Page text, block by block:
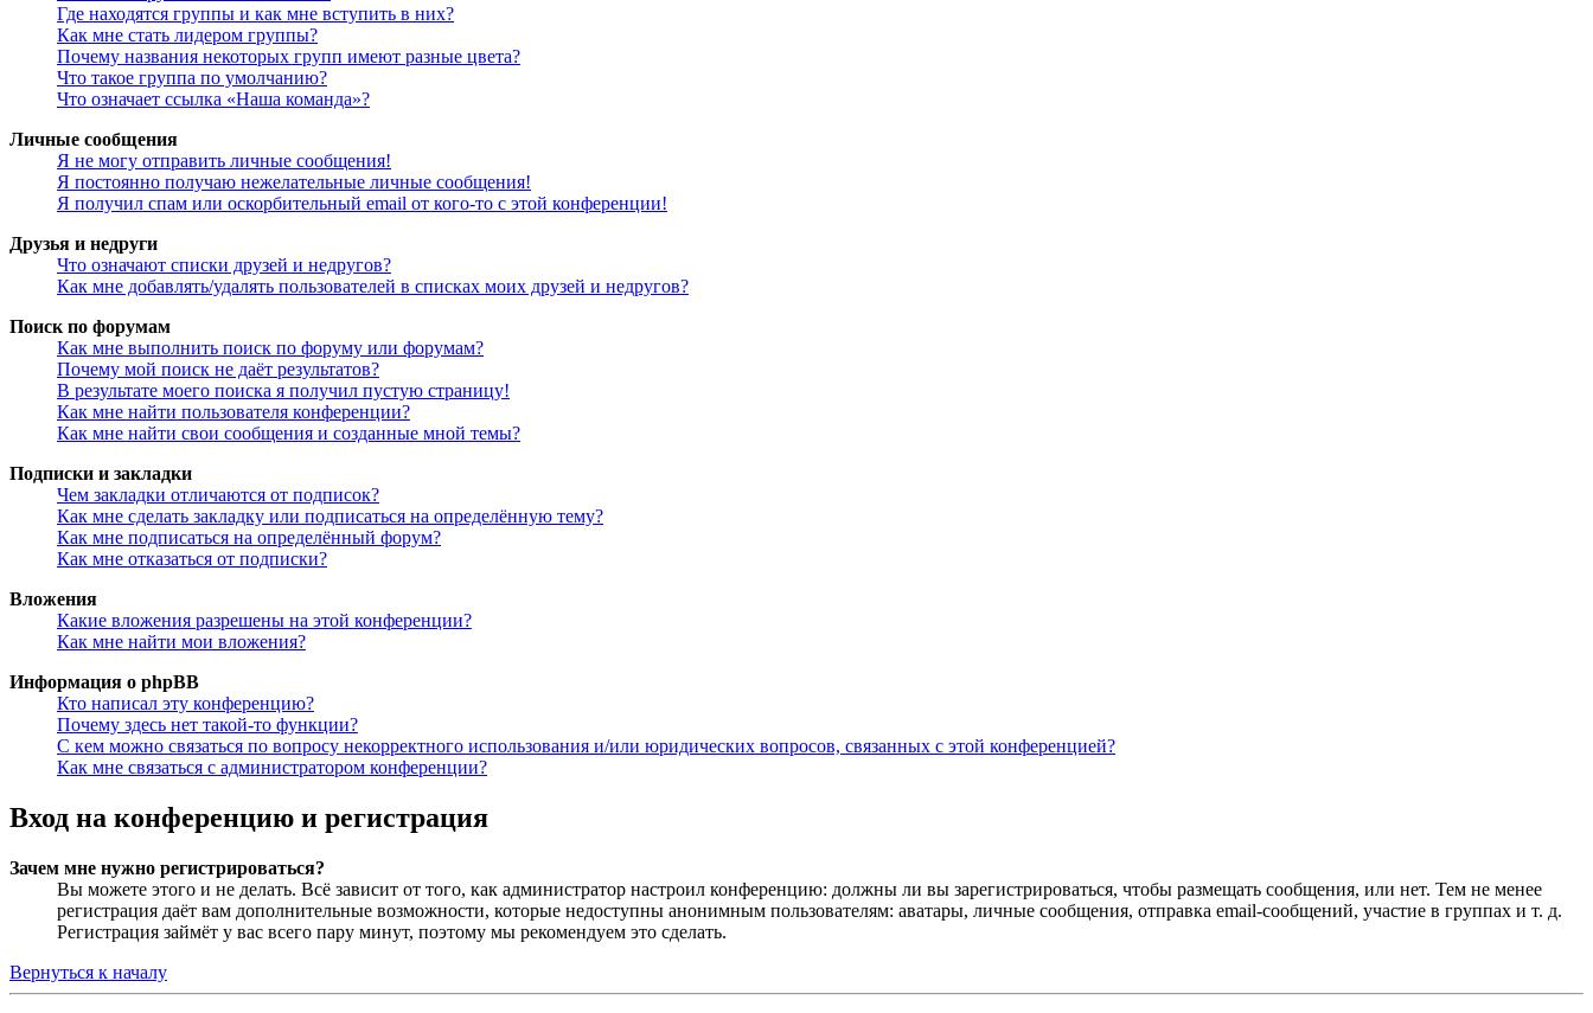
Где находятся группы и как мне вступить в них?
Как мне стать лидером группы?
Почему названия некоторых групп имеют разные цвета?
Что такое группа по умолчанию?
Что означает ссылка «Наша команда»?
Личные сообщения
Я не могу отправить личные сообщения!
Я постоянно получаю нежелательные личные сообщения!
Я получил спам или оскорбительный email от кого-то с этой конференции!
Друзья и недруги
Что означают списки друзей и недругов?
Как мне добавлять/удалять пользователей в списках моих друзей и недругов?
Поиск по форумам
Как мне выполнить поиск по форуму или форумам?
Почему мой поиск не даёт результатов?
В результате моего поиска я получил пустую страницу!
Как мне найти пользователя конференции?
Как мне найти свои сообщения и созданные мной темы?
Подписки и закладки
Чем закладки отличаются от подписок?
Как мне сделать закладку или подписаться на определённую тему?
Как мне подписаться на определённый форум?
Как мне отказаться от подписки?
Вложения
Какие вложения разрешены на этой конференции?
Как мне найти мои вложения?
Информация о phpBB
Кто написал эту конференцию?
Почему здесь нет такой-то функции?
С кем можно связаться по вопросу некорректного использования и/или юридических вопросов, связанных с этой конференцией?
Как мне связаться с администратором конференции?
Вход на конференцию и регистрация
Зачем мне нужно регистрироваться?
Вы можете этого и не делать. Всё зависит от того, как администратор настроил конференцию: должны ли вы зарегистрироваться, чтобы размещать сообщения, или нет. Тем не менее
регистрация даёт вам дополнительные возможности, которые недоступны анонимным пользователям: аватары, личные сообщения, отправка email-сообщений, участие в группах и т. д.
Регистрация займёт у вас всего пару минут, поэтому мы рекомендуем это сделать.
Вернуться к началу